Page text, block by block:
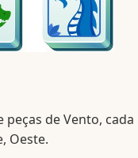
peças de Vento,
Oeste.